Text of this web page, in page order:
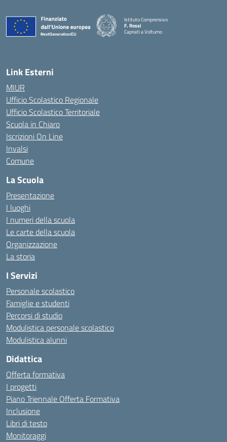
Istituto Comprensivo
F. Rossi
Capriati a Volturno
— Visita la pagina iniziale della scuola
Link Esterni
MIUR
Ufficio Scolastico Regionale
Ufficio Scolastico Territoriale
Scuola in Chiaro
Iscrizioni On Line
Invalsi
Comune
La Scuola
Presentazione
I luoghi
I numeri della scuola
Le carte della scuola
Organizzazione
La storia
I Servizi
Personale scolastico
Famiglie e studenti
Percorsi di studio
Modulistica personale scolastico
Modulistica alunni
Didattica
Offerta formativa
I progetti
Piano Triennale Offerta Formativa
Inclusione
Libri di testo
Monitoraggi